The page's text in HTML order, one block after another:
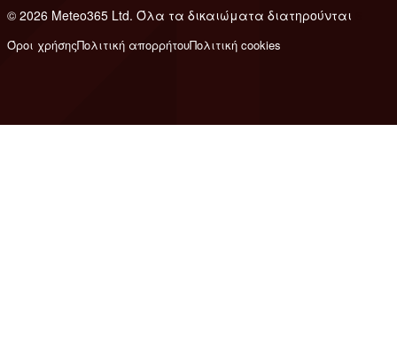
© 2026 Meteo365 Ltd. Όλα τα δικαιώματα διατηρούνται
Όροι χρήσηςΠολιτική απορρήτουΠολιτική cookies